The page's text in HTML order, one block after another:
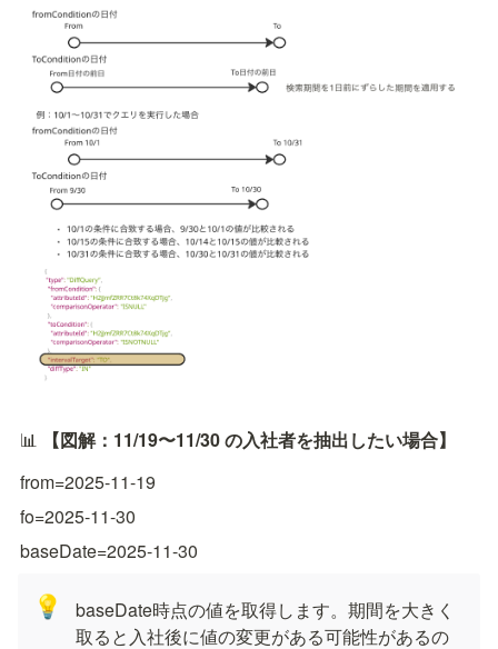
📊
【図解：11/19〜11/30 の入社者を抽出したい場合】
from=2025-11-19
fo=2025-11-30
baseDate=2025-11-30
💡
baseDate時点の値を取得します。期間を大きく
取ると入社後に値の変更がある可能性があるの